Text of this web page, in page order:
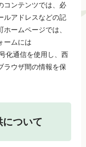
コンテンツでは、必
ルアドレスなどの記
ームページでは、
ームには
化通信を使用し、西
ラウザ間の情報を保
ついて